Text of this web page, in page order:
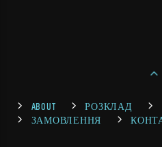
ABOUT РОЗКЛАД
ЗАМОВЛЕННЯ